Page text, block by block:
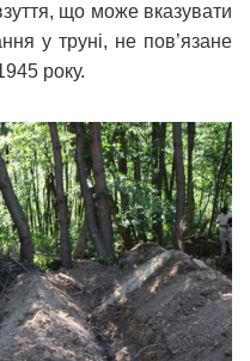
що може вказувати
у труні, не пов’язане
року.